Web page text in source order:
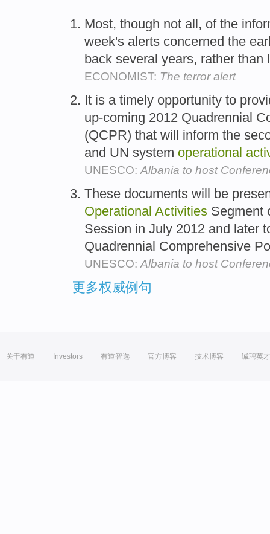
Most, though not all, of the
week's alerts concerned the
back several years, rather than
ECONOMIST: The terror alert
It is a timely opportunity to
up-coming 2012 Quadrennial
(QCPR) that will inform the
and UN system operational
UNESCO: Albania to host
These documents will be
Operational Activities Segment
Session in July 2012 and later
Quadrennial Comprehensive
UNESCO: Albania to host
更多权威例句
关于有道 Investors 有道智选 官方博客 技术博客 诚聘英才